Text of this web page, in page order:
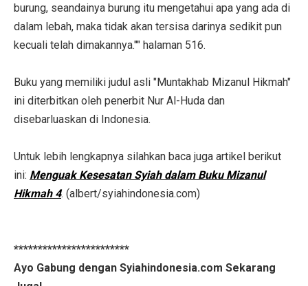
burung, seandainya burung itu mengetahui apa yang ada di
dalam lebah, maka tidak akan tersisa darinya sedikit pun
kecuali telah dimakannya."" halaman 516.
Buku yang memiliki judul asli "Muntakhab Mizanul Hikmah"
ini diterbitkan oleh penerbit Nur Al-Huda dan
disebarluaskan di Indonesia.
Untuk lebih lengkapnya silahkan baca juga artikel berikut
ini: Menguak Kesesatan Syiah dalam Buku Mizanul
Hikmah 4. (albert/syiahindonesia.com)
************************
Ayo Gabung dengan Syiahindonesia.com Sekarang